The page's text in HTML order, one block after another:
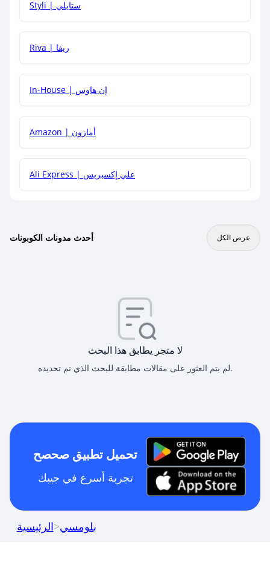
هل يمكنني جمع كود خصم مع العروض الأخرى؟
Styli | ستايلي
Riva | ريفا
In-House | إن هاوس
Amazon | أمازون
Ali Express | علي إكسبريس
أحدث مدونات الكوبونات عرض الكل
لا متجر يطابق هذا البحث
لم يتم العثور على مقالات مطابقة للبحث الذي تم تحديده.
تحميل تطبيق صحصح
تجربة أسرع في جيبك
الرئيسية>بلومسي